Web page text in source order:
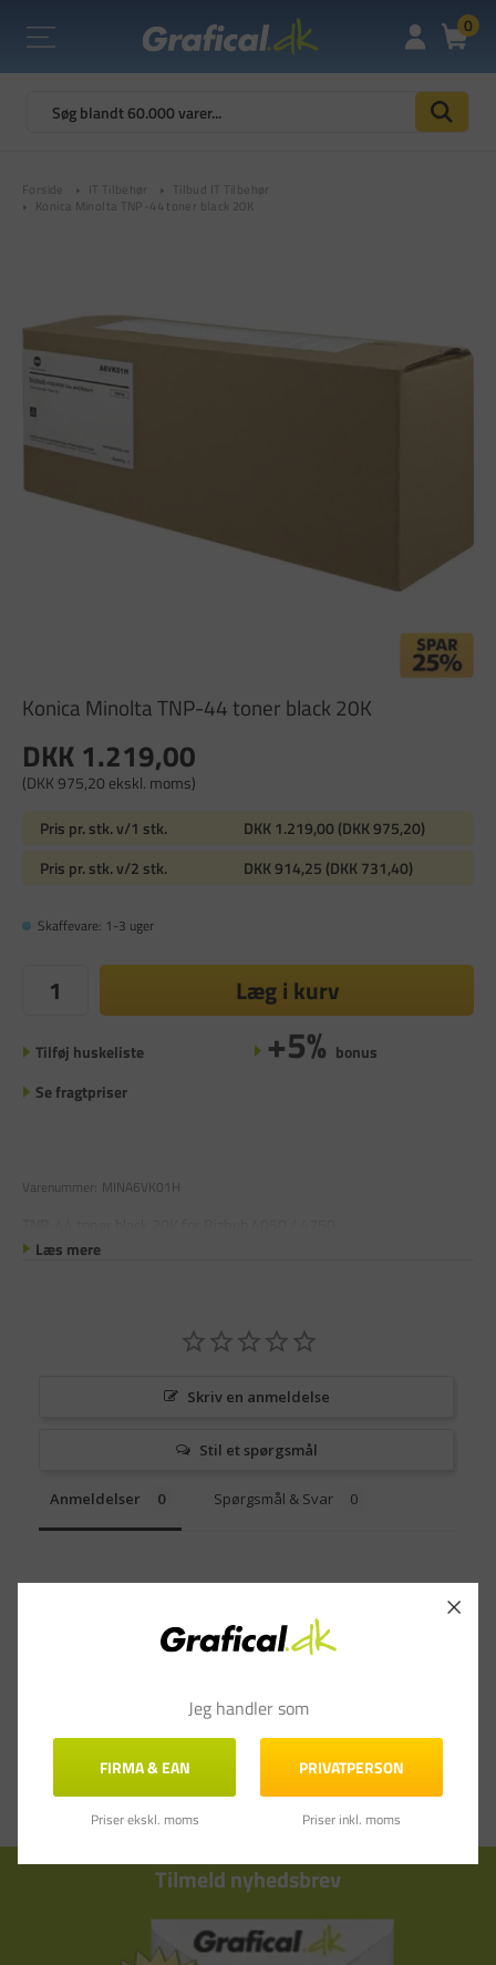
0
Forside IT Tilbehør
Tilbud IT Tilbehør
Konica Minolta TNP-44 toner black 20K
Konica Minolta TNP-44 toner black 20K
DKK 1.219,00
(DKK 975,20 ekskl. moms)
Pris pr. stk. v/1 stk.
DKK 1.219,00 (DKK 975,20)
Pris pr. stk. v/2 stk.
DKK 914,25 (DKK 731,40)
Skaffevare: 1-3 uger
Læg i kurv
Tilføj huskeliste +5% bonus
Se fragtpriser
Varenummer: MINA6VK01H
Læs mere
Skriv en anmeldelse
Stil et spørgsmål
Anmeldelser Spørgsmål & Svar
Tilmeld nyhedsbrev
Jeg handler som
FIRMA & EAN
Priser ekskl. moms
PRIVATPERSON
Priser inkl. moms